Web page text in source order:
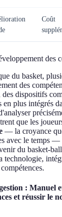
Coût
des
du basket,
des
dispositifs
plus intégrés
que les
— la croyance
avec le temps —
du basket-
technologie,
: Manuel
et réussir le